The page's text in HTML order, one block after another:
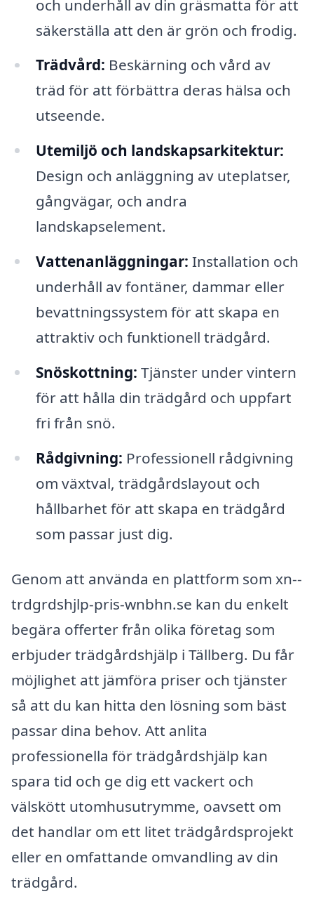
och underhåll av din gräsmatta för att
säkerställa att den är grön och frodig.
Trädvård: Beskärning och vård av
träd för att förbättra deras hälsa och
utseende.
Utemiljö och landskapsarkitektur:
Design och anläggning av uteplatser,
gångvägar, och andra
landskapselement.
Vattenanläggningar: Installation och
underhåll av fontäner, dammar eller
bevattningssystem för att skapa en
attraktiv och funktionell trädgård.
Snöskottning: Tjänster under vintern
för att hålla din trädgård och uppfart
fri från snö.
Rådgivning: Professionell rådgivning
om växtval, trädgårdslayout och
hållbarhet för att skapa en trädgård
som passar just dig.
Genom att använda en plattform som xn--
trdgrdshjlp-pris-wnbhn.se kan du enkelt
begära offerter från olika företag som
erbjuder trädgårdshjälp i Tällberg. Du får
möjlighet att jämföra priser och tjänster
så att du kan hitta den lösning som bäst
passar dina behov. Att anlita
professionella för trädgårdshjälp kan
spara tid och ge dig ett vackert och
välskött utomhusutrymme, oavsett om
det handlar om ett litet trädgårdsprojekt
eller en omfattande omvandling av din
trädgård.